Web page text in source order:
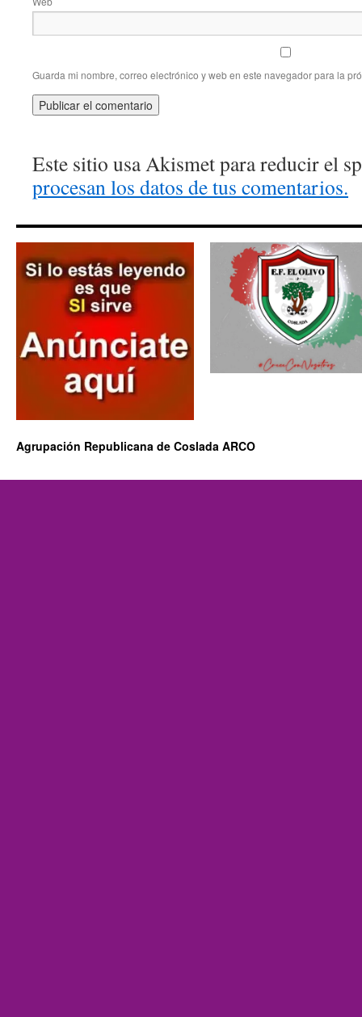
Guarda mi nombre, correo electrónico y web en este navegador para la
Este sitio usa Akismet para reducir el
procesan los datos de tus comentarios.
Agrupación Republicana de Coslada ARCO